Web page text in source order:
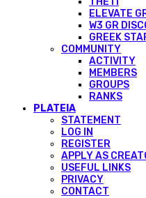
ELEVATE
W3 GR
GREEK
COMMUNITY
ACTIVITY
MEMBERS
GROUPS
RANKS
PLATEIA
STATEMENT
LOG IN
REGISTER
APPLY AS
USEFUL LINKS
PRIVACY
CONTACT